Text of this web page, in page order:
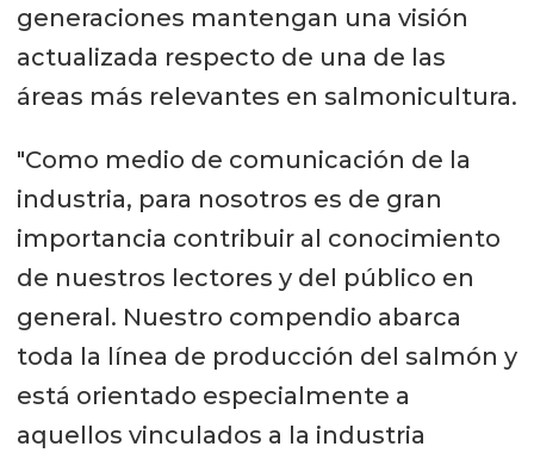
generaciones mantengan una visión
actualizada respecto de una de las
áreas más relevantes en salmonicultura.
"Como medio de comunicación de la
industria, para nosotros es de gran
importancia contribuir al conocimiento
de nuestros lectores y del público en
general. Nuestro compendio abarca
toda la línea de producción del salmón y
está orientado especialmente a
aquellos vinculados a la industria